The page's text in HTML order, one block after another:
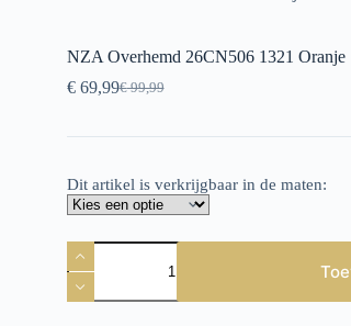
NZA Overhemd 26CN506 1321 Oranje
€99,99
Oorspronkelijke
was:
€69,99Huidige
is:
Dit artikel is verkrijgbaar in de maten:
NZA
Overhemd
26CN506
1321